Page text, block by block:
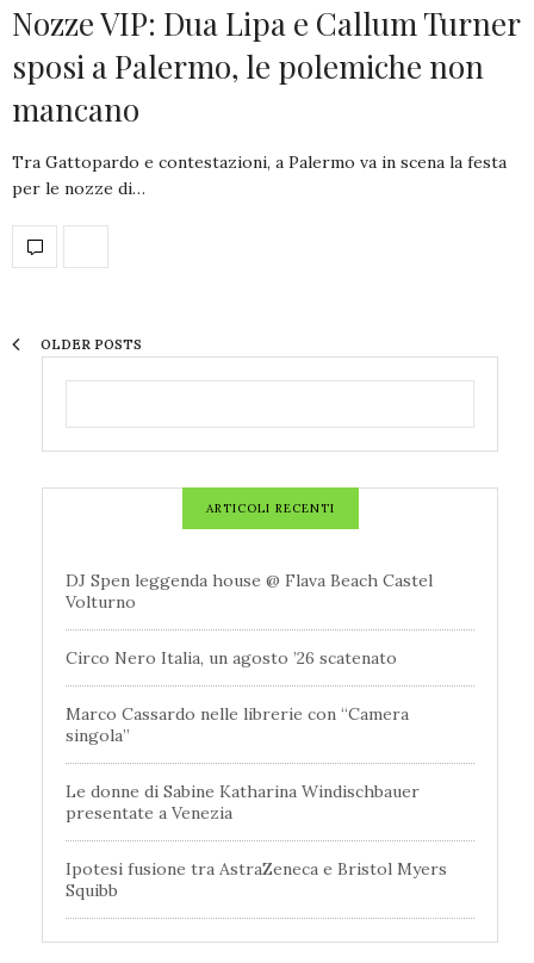
Nozze VIP: Dua Lipa e Callum Turner
sposi a Palermo, le polemiche non
mancano
Tra Gattopardo e contestazioni, a Palermo va in scena la festa
per le nozze di…
OLDER POSTS
ARTICOLI RECENTI
DJ Spen leggenda house @ Flava Beach Castel
Volturno
Circo Nero Italia, un agosto ’26 scatenato
Marco Cassardo nelle librerie con “Camera
singola”
Le donne di Sabine Katharina Windischbauer
presentate a Venezia
Ipotesi fusione tra AstraZeneca e Bristol Myers
Squibb